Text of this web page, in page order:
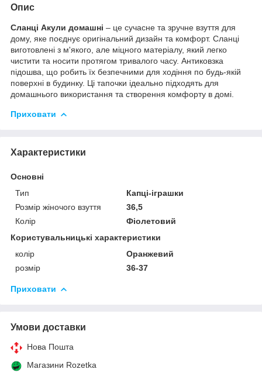
Опис
Сланці Акули домашні – це сучасне та зручне взуття для
дому, яке поєднує оригінальний дизайн та комфорт. Сланці
виготовлені з м'якого, але міцного матеріалу, який легко
чистити та носити протягом тривалого часу. Антиковзка
підошва, що робить їх безпечними для ходіння по будь-якій
поверхні в будинку. Ці тапочки ідеально підходять для
домашнього використання та створення комфорту в домі.
Приховати
Характеристики
Основні
Тип
Капці-іграшки
Розмір жіночого взуття
36,5
Колір
Фіолетовий
Користувальницькі характеристики
колір
Оранжевий
розмір
36-37
Приховати
Умови доставки
Нова Пошта
Магазини Rozetka